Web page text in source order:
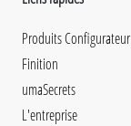
Produits Configurateur
Finition
umaSecrets
L'entreprise